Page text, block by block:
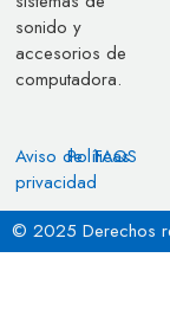
sonido y
accesorios de
computadora.
Aviso de
privacidad
Políticas
FAQS
© 2025 Derechos